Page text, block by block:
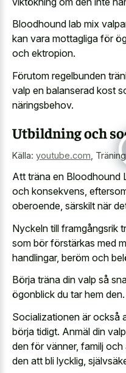
Bloodhound lab mix
kan vara mottagliga för
och ektropion.
Förutom regelbunden
valp en balanserad kost
näringsbehov.
Utbildning och
Källa: youtube.com
Att träna en Bloodhound
och konsekvens,
oberoende, särskilt när
Nyckeln till framgångsrik
som bör förstärkas med
handlingar, beröm och
Börja träna din valp så
ögonblick du tar hem den.
Socializationen är också
börja tidigt. Anmäl din
den för vänner, familj
den att bli lycklig,